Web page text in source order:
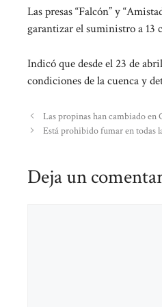
Las presas “Falcón” y
garantizar el suministro a 13
Indicó que desde el 23 de
condiciones de la cuenca y
Las propinas han cambiado en
Está prohibido fumar en todas
Deja un